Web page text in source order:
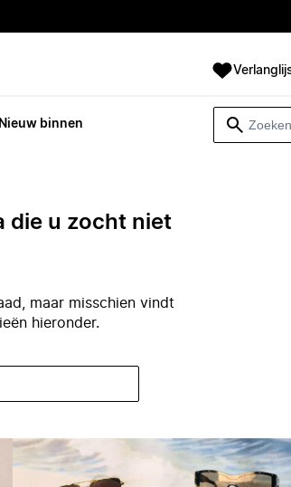
Nieuw binnen
die u zocht niet
maar misschien vindt
hieronder.